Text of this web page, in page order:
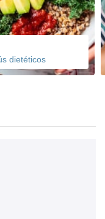
dietéticos